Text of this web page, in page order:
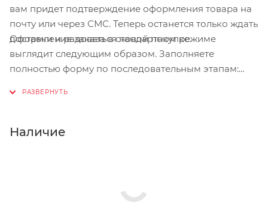
вам придет подтверждение оформления товара на
почту или через СМС. Теперь останется только ждать
доставки и радоваться новой покупке.
Оформление заказа в стандартном режиме
выглядит следующим образом. Заполняете
полностью форму по последовательным этапам:
Нажмите кнопку «Оформить заказ».
Наличие